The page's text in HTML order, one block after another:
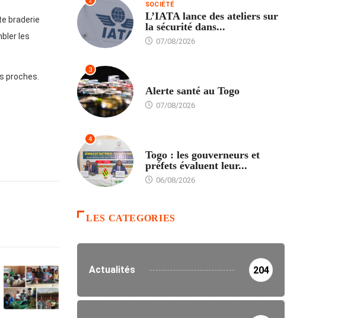
braderie
les
proches.
SOCIÉTÉ
L’IATA lance des ateliers sur
la sécurité dans...
07/08/2026
3
Alerte santé au Togo
07/08/2026
4
Togo : les gouverneurs et
préfets évaluent leur...
06/08/2026
LES CATEGORIES
Actualités 204